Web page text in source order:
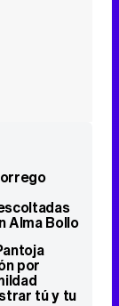
Alma Bollo
por
tú y tu